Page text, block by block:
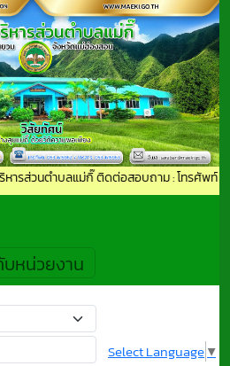
ส่วนตำบลแม่กิ๊ ติดต่อสอบถาม : โทรศัพท์ :
บหน่วยงาน
Select Language▼